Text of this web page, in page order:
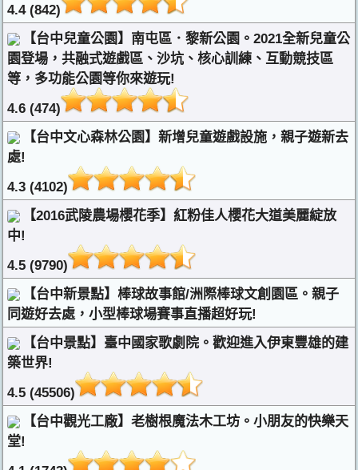
4.4 (842)
【台中兒童公園】南屯區．黎新公園。2021全新兒童公
園登場，共融式遊戲區、沙坑、核心訓練、互動競技區
等，多功能公園等你來遊玩!
4.6 (474)
【台中文心森林公園】新增兒童遊戲設施，親子遊新去
處!
4.3 (4102)
【2016武陵農場櫻花季】紅粉佳人櫻花大道美麗綻放
中!
4.5 (9790)
【台中新景點】棒球故事館/洲際棒球文創園區。親子
同遊好去處，小型棒球場賽事直播超好玩!
【台中景點】臺中國家歌劇院。歡迎進入伊東豐雄的建
築世界!
4.5 (45506)
【台中觀光工廠】老樹根魔法木工坊。小朋友的快樂天
堂!